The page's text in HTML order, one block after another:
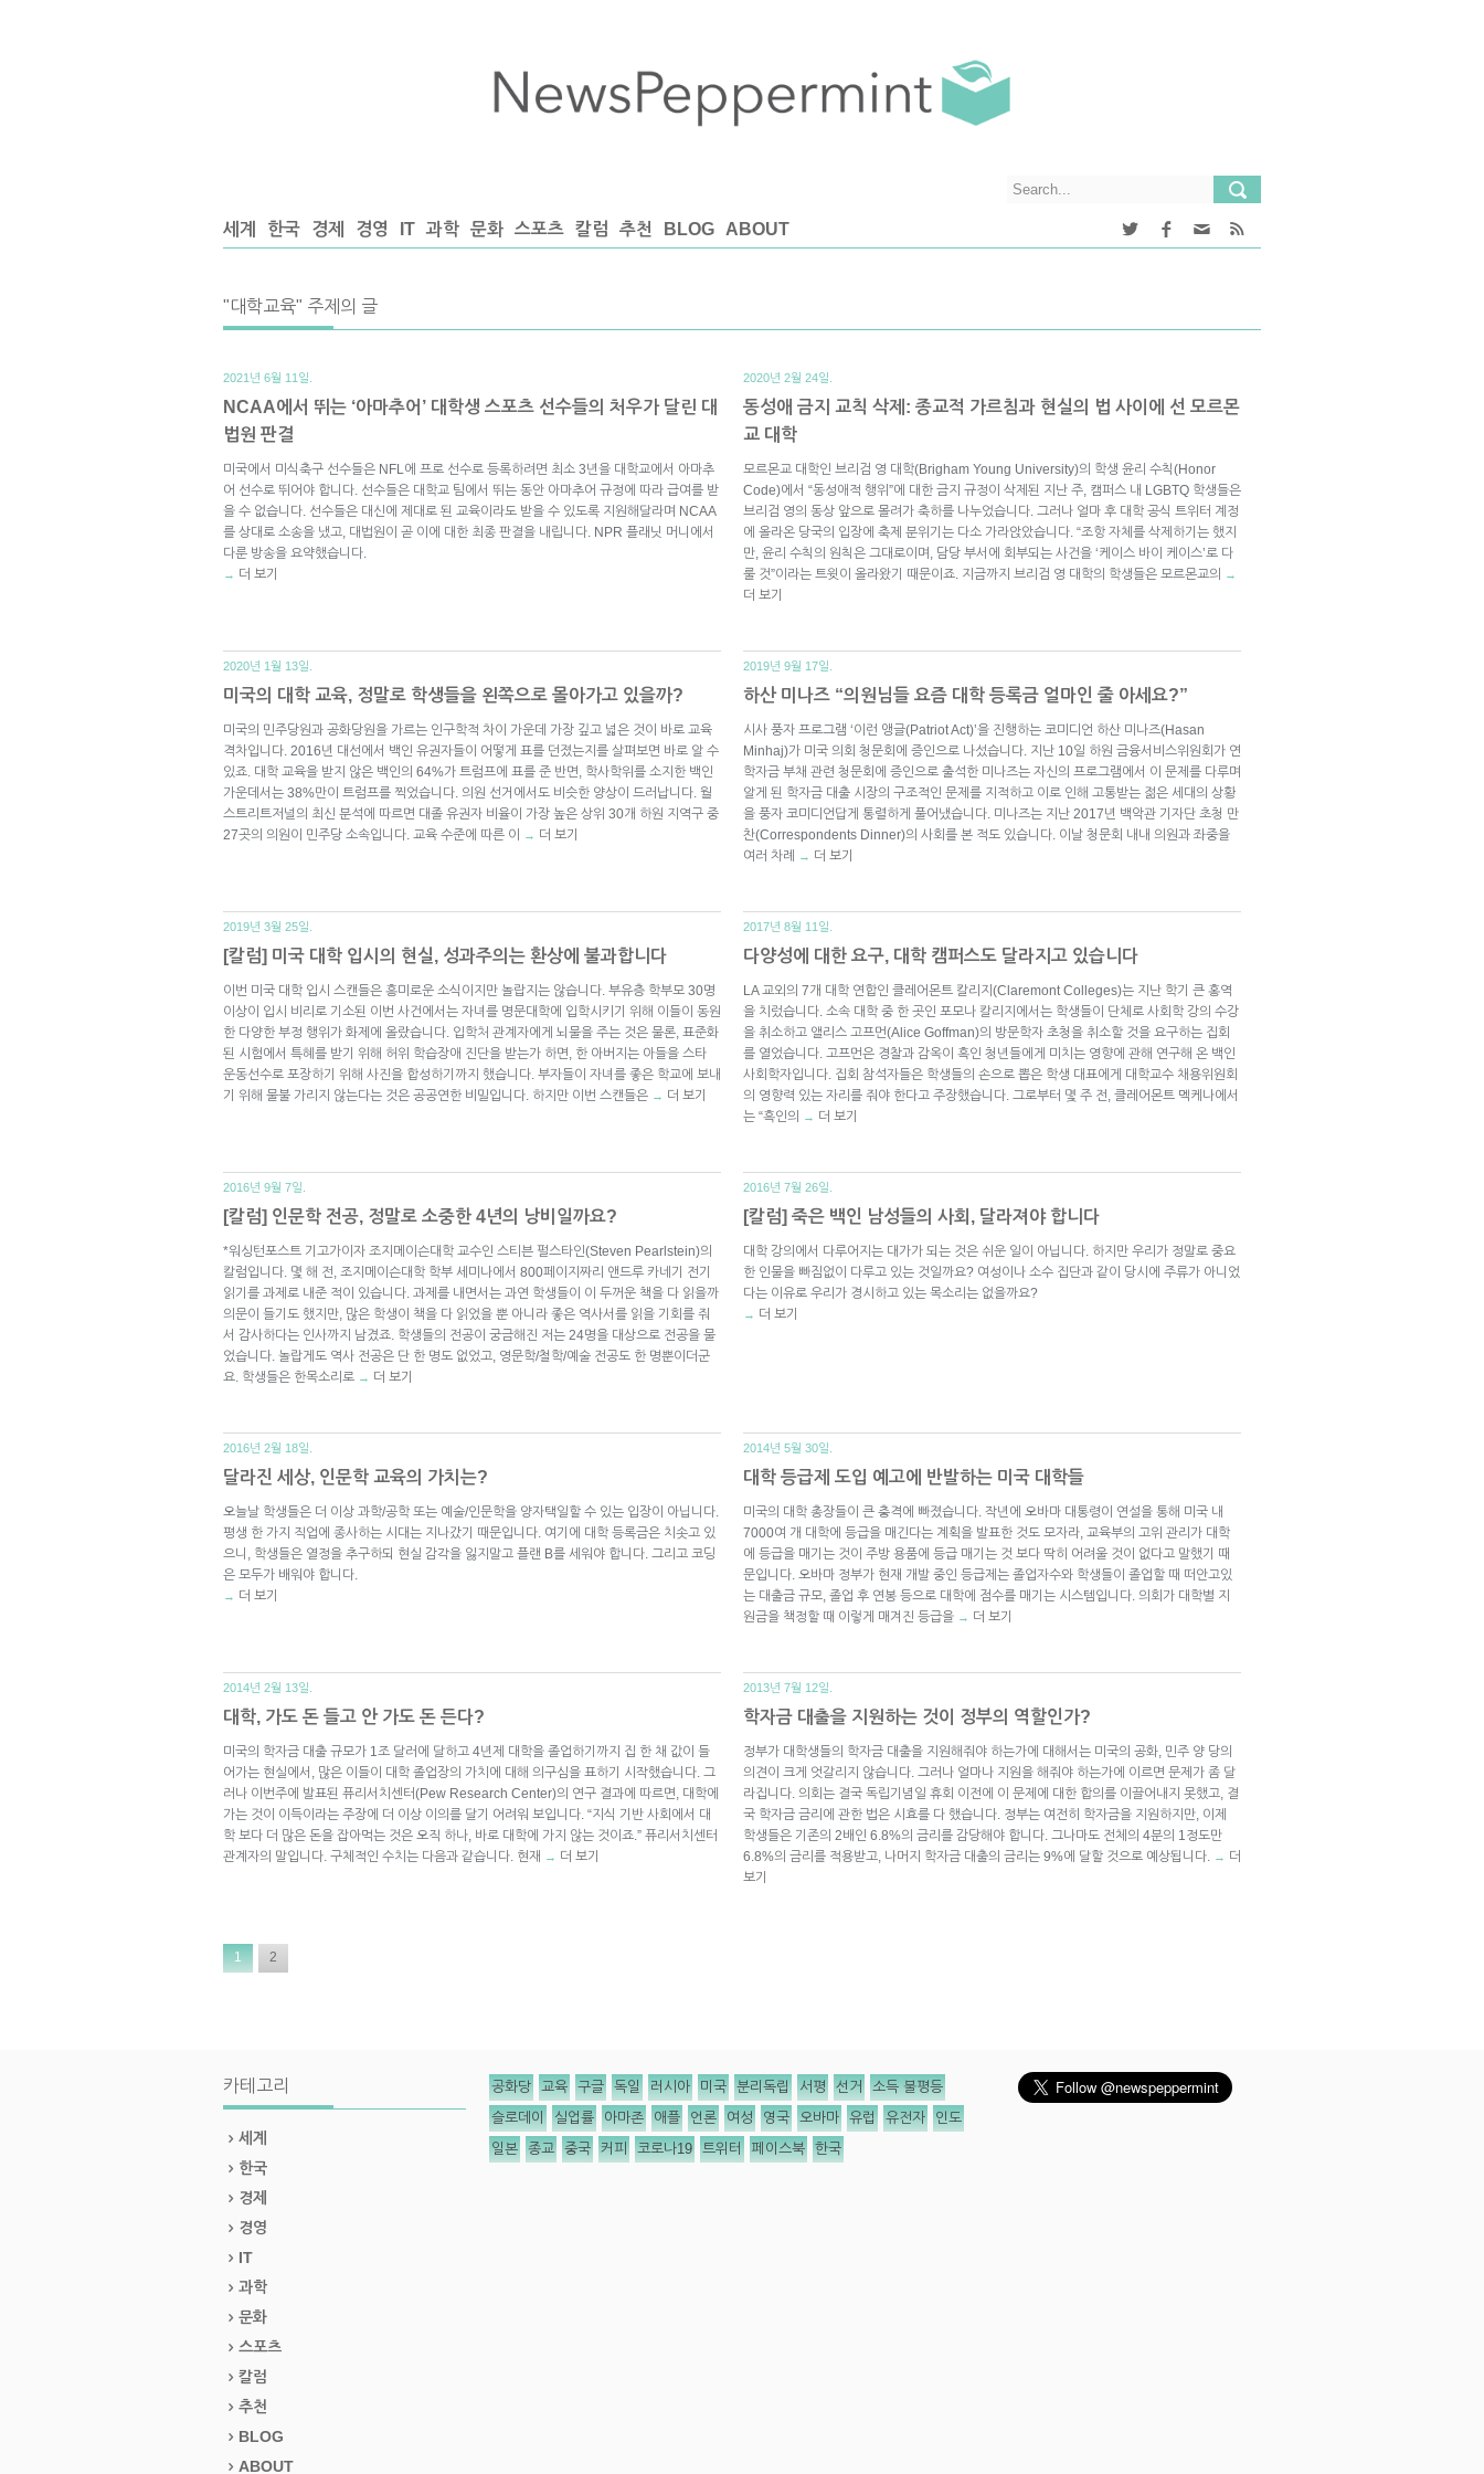
세계 한국 경제 경영 IT 과학 문화 스포츠 칼럼 추천 BLOG ABOUT
"대학교육" 주제의 글
2021년 6월 11일.
NCAA에서 뛰는 ‘아마추어’ 대학생 스포츠 선수들의 처우가 달린 대
법원 판결
미국에서 미식축구 선수들은 NFL에 프로 선수로 등록하려면 최소 3년을 대학교에서 아마추
어 선수로 뛰어야 합니다. 선수들은 대학교 팀에서 뛰는 동안 아마추어 규정에 따라 급여를 받
을 수 없습니다. 선수들은 대신에 제대로 된 교육이라도 받을 수 있도록 지원해달라며 NCAA
를 상대로 소송을 냈고, 대법원이 곧 이에 대한 최종 판결을 내립니다. NPR 플래닛 머니에서
다룬 방송을 요약했습니다.
→ 더 보기
2020년 2월 24일.
동성애 금지 교칙 삭제: 종교적 가르침과 현실의 법 사이에 선 모르몬
교 대학
모르몬교 대학인 브리검 영 대학(Brigham Young University)의 학생 윤리 수칙(Honor
Code)에서 “동성애적 행위”에 대한 금지 규정이 삭제된 지난 주, 캠퍼스 내 LGBTQ 학생들은
브리검 영의 동상 앞으로 몰려가 축하를 나누었습니다. 그러나 얼마 후 대학 공식 트위터 계정
에 올라온 당국의 입장에 축제 분위기는 다소 가라앉았습니다. “조항 자체를 삭제하기는 했지
만, 윤리 수칙의 원칙은 그대로이며, 담당 부서에 회부되는 사건을 ‘케이스 바이 케이스’로 다
룰 것”이라는 트윗이 올라왔기 때문이죠. 지금까지 브리검 영 대학의 학생들은 모르몬교의
→
더 보기
2020년 1월 13일.
미국의 대학 교육, 정말로 학생들을 왼쪽으로 몰아가고 있을까?
미국의 민주당원과 공화당원을 가르는 인구학적 차이 가운데 가장 깊고 넓은 것이 바로 교육
격차입니다. 2016년 대선에서 백인 유권자들이 어떻게 표를 던졌는지를 살펴보면 바로 알 수
있죠. 대학 교육을 받지 않은 백인의 64%가 트럼프에 표를 준 반면, 학사학위를 소지한 백인
가운데서는 38%만이 트럼프를 찍었습니다. 의원 선거에서도 비슷한 양상이 드러납니다. 월
스트리트저널의 최신 분석에 따르면 대졸 유권자 비율이 가장 높은 상위 30개 하원 지역구 중
27곳의 의원이 민주당 소속입니다. 교육 수준에 따른 이
→ 더 보기
2019년 9월 17일.
하산 미나즈 “의원님들 요즘 대학 등록금 얼마인 줄 아세요?”
시사 풍자 프로그램 ‘이런 앵글(Patriot Act)’을 진행하는 코미디언 하산 미나즈(Hasan
Minhaj)가 미국 의회 청문회에 증인으로 나섰습니다. 지난 10일 하원 금융서비스위원회가 연
학자금 부채 관련 청문회에 증인으로 출석한 미나즈는 자신의 프로그램에서 이 문제를 다루며
알게 된 학자금 대출 시장의 구조적인 문제를 지적하고 이로 인해 고통받는 젊은 세대의 상황
을 풍자 코미디언답게 통렬하게 풀어냈습니다. 미나즈는 지난 2017년 백악관 기자단 초청 만
찬(Correspondents Dinner)의 사회를 본 적도 있습니다. 이날 청문회 내내 의원과 좌중을
여러 차례
→ 더 보기
2019년 3월 25일.
[칼럼] 미국 대학 입시의 현실, 성과주의는 환상에 불과합니다
이번 미국 대학 입시 스캔들은 흥미로운 소식이지만 놀랍지는 않습니다. 부유층 학부모 30명
이상이 입시 비리로 기소된 이번 사건에서는 자녀를 명문대학에 입학시키기 위해 이들이 동원
한 다양한 부정 행위가 화제에 올랐습니다. 입학처 관계자에게 뇌물을 주는 것은 물론, 표준화
된 시험에서 특혜를 받기 위해 허위 학습장애 진단을 받는가 하면, 한 아버지는 아들을 스타
운동선수로 포장하기 위해 사진을 합성하기까지 했습니다. 부자들이 자녀를 좋은 학교에 보내
기 위해 물불 가리지 않는다는 것은 공공연한 비밀입니다. 하지만 이번 스캔들은 → 더 보기
2017년 8월 11일.
다양성에 대한 요구, 대학 캠퍼스도 달라지고 있습니다
LA 교외의 7개 대학 연합인 클레어몬트 칼리지(Claremont Colleges)는 지난 학기 큰 홍역
을 치렀습니다. 소속 대학 중 한 곳인 포모나 칼리지에서는 학생들이 단체로 사회학 강의 수강
을 취소하고 앨리스 고프먼(Alice Goffman)의 방문학자 초청을 취소할 것을 요구하는 집회
를 열었습니다. 고프먼은 경찰과 감옥이 흑인 청년들에게 미치는 영향에 관해 연구해 온 백인
사회학자입니다. 집회 참석자들은 학생들의 손으로 뽑은 학생 대표에게 대학교수 채용위원회
의 영향력 있는 자리를 줘야 한다고 주장했습니다. 그로부터 몇 주 전, 클레어몬트 멕케나에서
는 “흑인의
→ 더 보기
2016년 9월 7일.
[칼럼] 인문학 전공, 정말로 소중한 4년의 낭비일까요?
*워싱턴포스트 기고가이자 조지메이슨대학 교수인 스티븐 펄스타인(Steven Pearlstein)의
칼럼입니다. 몇 해 전, 조지메이슨대학 학부 세미나에서 800페이지짜리 앤드루 카네기 전기
읽기를 과제로 내준 적이 있습니다. 과제를 내면서는 과연 학생들이 이 두꺼운 책을 다 읽을까
의문이 들기도 했지만, 많은 학생이 책을 다 읽었을 뿐 아니라 좋은 역사서를 읽을 기회를 줘
서 감사하다는 인사까지 남겼죠. 학생들의 전공이 궁금해진 저는 24명을 대상으로 전공을 물
었습니다. 놀랍게도 역사 전공은 단 한 명도 없었고, 영문학/철학/예술 전공도 한 명뿐이더군
요. 학생들은 한목소리로 → 더 보기
2016년 7월 26일.
[칼럼] 죽은 백인 남성들의 사회, 달라져야 합니다
대학 강의에서 다루어지는 대가가 되는 것은 쉬운 일이 아닙니다. 하지만 우리가 정말로 중요
한 인물을 빠짐없이 다루고 있는 것일까요? 여성이나 소수 집단과 같이 당시에 주류가 아니었
다는 이유로 우리가 경시하고 있는 목소리는 없을까요?
→ 더 보기
2016년 2월 18일.
달라진 세상, 인문학 교육의 가치는?
오늘날 학생들은 더 이상 과학/공학 또는 예술/인문학을 양자택일할 수 있는 입장이 아닙니다.
평생 한 가지 직업에 종사하는 시대는 지나갔기 때문입니다. 여기에 대학 등록금은 치솟고 있
으니, 학생들은 열정을 추구하되 현실 감각을 잃지말고 플랜 B를 세워야 합니다. 그리고 코딩
은 모두가 배워야 합니다.
→ 더 보기
2014년 5월 30일.
대학 등급제 도입 예고에 반발하는 미국 대학들
미국의 대학 총장들이 큰 충격에 빠졌습니다. 작년에 오바마 대통령이 연설을 통해 미국 내
7000여 개 대학에 등급을 매긴다는 계획을 발표한 것도 모자라, 교육부의 고위 관리가 대학
에 등급을 매기는 것이 주방 용품에 등급 매기는 것 보다 딱히 어려울 것이 없다고 말했기 때
문입니다. 오바마 정부가 현재 개발 중인 등급제는 졸업자수와 학생들이 졸업할 때 떠안고있
는 대출금 규모, 졸업 후 연봉 등으로 대학에 점수를 매기는 시스템입니다. 의회가 대학별 지
원금을 책정할 때 이렇게 매겨진 등급을 → 더 보기
2014년 2월 13일.
대학, 가도 돈 들고 안 가도 돈 든다?
미국의 학자금 대출 규모가 1조 달러에 달하고 4년제 대학을 졸업하기까지 집 한 채 값이 들
어가는 현실에서, 많은 이들이 대학 졸업장의 가치에 대해 의구심을 표하기 시작했습니다. 그
러나 이번주에 발표된 퓨리서치센터(Pew Research Center)의 연구 결과에 따르면, 대학에
가는 것이 이득이라는 주장에 더 이상 이의를 달기 어려워 보입니다. “지식 기반 사회에서 대
학 보다 더 많은 돈을 잡아먹는 것은 오직 하나, 바로 대학에 가지 않는 것이죠.” 퓨리서치센터
관계자의 말입니다. 구체적인 수치는 다음과 같습니다. 현재 → 더 보기
2013년 7월 12일.
학자금 대출을 지원하는 것이 정부의 역할인가?
정부가 대학생들의 학자금 대출을 지원해줘야 하는가에 대해서는 미국의 공화, 민주 양 당의
의견이 크게 엇갈리지 않습니다. 그러나 얼마나 지원을 해줘야 하는가에 이르면 문제가 좀 달
라집니다. 의회는 결국 독립기념일 휴회 이전에 이 문제에 대한 합의를 이끌어내지 못했고, 결
국 학자금 금리에 관한 법은 시효를 다 했습니다. 정부는 여전히 학자금을 지원하지만, 이제
학생들은 기존의 2배인 6.8%의 금리를 감당해야 합니다. 그나마도 전체의 4분의 1정도만
6.8%의 금리를 적용받고, 나머지 학자금 대출의 금리는 9%에 달할 것으로 예상됩니다. → 더
보기
1 2
카테고리
세계
한국
경제
경영
IT
과학
문화
스포츠
칼럼
추천
BLOG
ABOUT
공화당 교육 구글 독일 러시아 미국 분리독립 서평 선거 소득 불평등
슬로데이 실업률 아마존 애플 언론 여성 영국 오바마 유럽 유전자 인도
일본 종교 중국 커피 코로나19 트위터 페이스북 한국